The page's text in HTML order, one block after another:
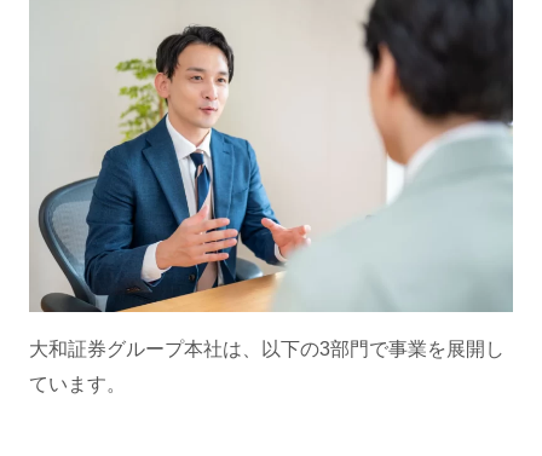
大和証券グループ本社は、以下の3部門で事業を展開し
ています。